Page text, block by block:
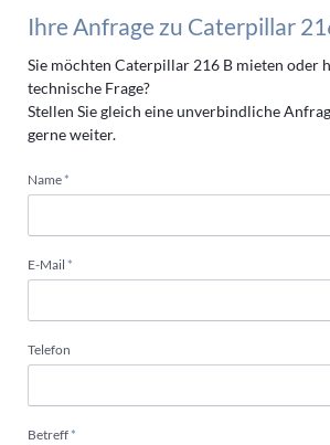
Ihre Anfrage zu Caterpillar
Sie möchten Caterpillar 216 B mieten oder
technische Frage?
Stellen Sie gleich eine unverbindliche
gerne weiter.
Pflichtfeld
Name *
Pflichtfeld
E-Mail *
Telefon
Pflichtfeld
Betreff *